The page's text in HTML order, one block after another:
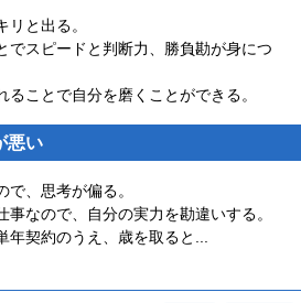
と出る。
でスピードと判断力、勝負勘が身につ
ことで自分を磨くことができる。
悪い
、思考が偏る。
なので、自分の実力を勘違いする。
年契約のうえ、歳を取ると